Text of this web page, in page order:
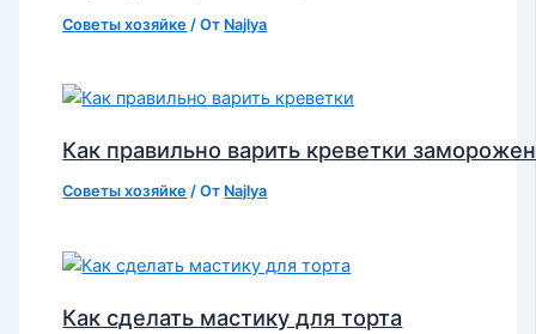
Советы хозяйке / От Najlya
Как правильно варить креветки
Советы хозяйке / От Najlya
Как сделать мастику для торта